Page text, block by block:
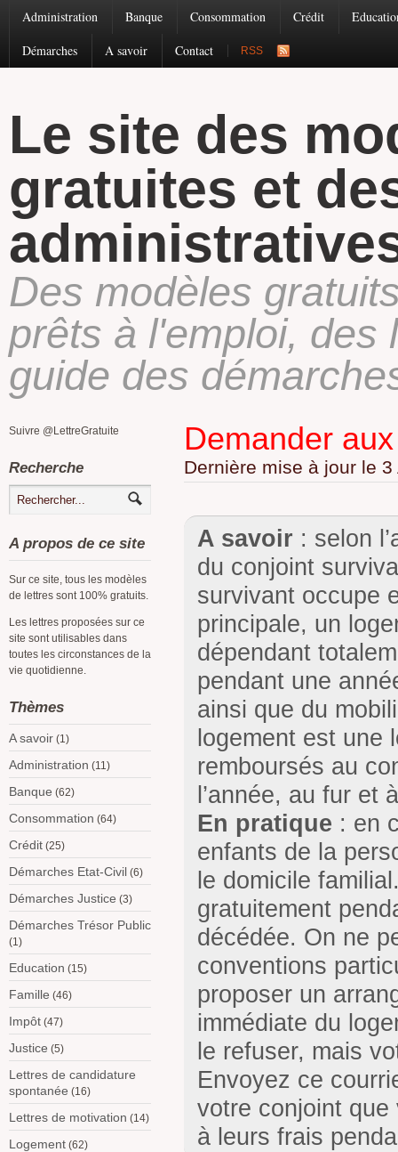
Administration Banque Consommation Crédit
Démarches
A savoir Contact RSS
Le site des
gratuites et
Des modèles
prêts à l'emploi, des
guide des
Demander
Dernière mise à jour le 3
A savoir : selon
du conjoint
survivant occupe
principale, un
dépendant
pendant une
ainsi que du
logement est une
remboursés au
l’année, au fur et
En pratique : en
enfants de la
le domicile
gratuitement
décédée. On ne
conventions
proposer un
immédiate du
le refuser, mais
Envoyez ce
votre conjoint que
à leurs frais
Suivre @LettreGratuite
Recherche
A propos de ce site
Sur ce site, tous les modèles
de lettres sont 100% gratuits.
Les lettres proposées sur ce
site sont utilisables dans
toutes les circonstances de la
vie quotidienne.
Thèmes
A savoir (1)
Administration (11)
Banque (62)
Consommation (64)
Crédit (25)
Démarches Etat-Civil (6)
Démarches Justice (3)
Démarches Trésor Public
(1)
Education (15)
Famille (46)
Impôt (47)
Justice (5)
Lettres de candidature
spontanée (16)
Lettres de motivation (14)
Logement (62)